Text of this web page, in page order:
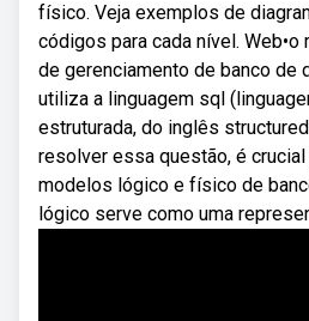
físico. Veja exemplos de
códigos para cada nível.
de gerenciamento de banco de
utiliza a linguagem sql
estruturada, do inglês
resolver essa questão, é
modelos lógico e físico de
lógico serve como uma